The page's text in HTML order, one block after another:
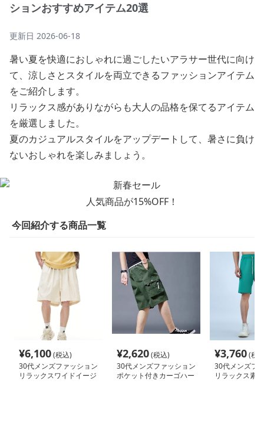
ションおすすめアイテム20選
更新日 2026-06-18
暑い夏を快適におしゃれに過ごしたいアラサー世代に向け
て、涼しさとスタイルを両立できるファッションアイテム
をご紹介します。
リラックス感がありながらも大人の品格を保てるアイテム
を厳選しました。
夏のカジュアルスタイルをアップデートして、暑さに負け
ないおしゃれを楽しみましょう。
人気商品が15%OFF！
今回紹介する商品一覧
¥6,100(税込)
30代メンズファッション
リラックスワイドイージ
¥2,620(税込)
30代メンズファッション
ポケット付きカーゴハー
¥3,760(税
30代メンズフ
リラックス素